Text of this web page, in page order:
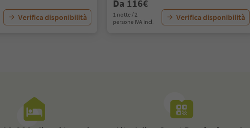
Verifica disponibilità
Da 116€
1 notte / 2
persone IVA incl.
Verifica disponibilità